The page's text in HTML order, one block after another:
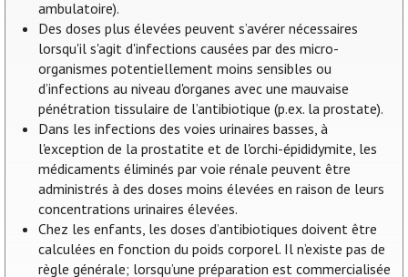
ambulatoire).
Des doses plus élevées peuvent s’avérer nécessaires
lorsqu'il s'agit d'infections causées par des micro-
organismes potentiellement moins sensibles ou
d’infections au niveau d'organes avec une mauvaise
pénétration tissulaire de l’antibiotique (p.ex. la prostate).
Dans les infections des voies urinaires basses, à
l'exception de la prostatite et de l'orchi-épididymite, les
médicaments éliminés par voie rénale peuvent être
administrés à des doses moins élevées en raison de leurs
concentrations urinaires élevées.
Chez les enfants, les doses d’antibiotiques doivent être
calculées en fonction du poids corporel. Il n’existe pas de
règle générale; lorsqu’une préparation est commercialisée